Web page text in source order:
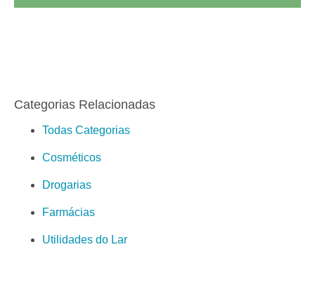
Categorias Relacionadas
Todas Categorias
Cosméticos
Drogarias
Farmácias
Utilidades do Lar